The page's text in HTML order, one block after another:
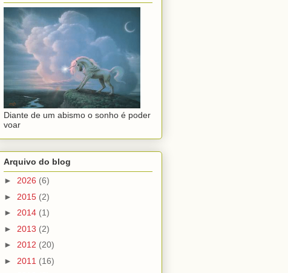
Diante de um abismo o sonho é poder
voar
Arquivo do blog
► 2026 (6)
► 2015 (2)
► 2014 (1)
► 2013 (2)
► 2012 (20)
► 2011 (16)